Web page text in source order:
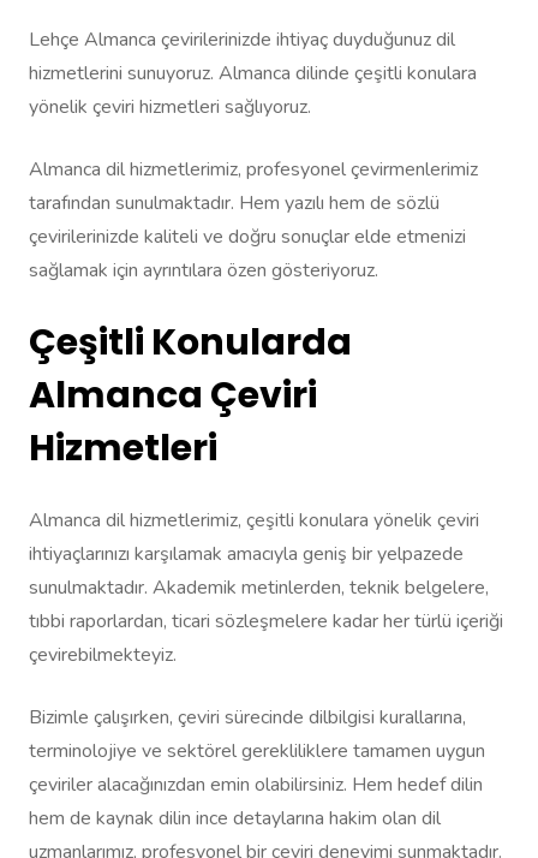
Lehçe Almanca çevirilerinizde ihtiyaç duyduğunuz dil
hizmetlerini sunuyoruz. Almanca dilinde çeşitli konulara
yönelik çeviri hizmetleri sağlıyoruz.
Almanca dil hizmetlerimiz, profesyonel çevirmenlerimiz
tarafından sunulmaktadır. Hem yazılı hem de sözlü
çevirilerinizde kaliteli ve doğru sonuçlar elde etmenizi
sağlamak için ayrıntılara özen gösteriyoruz.
Çeşitli Konularda
Almanca Çeviri
Hizmetleri
Almanca dil hizmetlerimiz, çeşitli konulara yönelik çeviri
ihtiyaçlarınızı karşılamak amacıyla geniş bir yelpazede
sunulmaktadır. Akademik metinlerden, teknik belgelere,
tıbbi raporlardan, ticari sözleşmelere kadar her türlü içeriği
çevirebilmekteyiz.
Bizimle çalışırken, çeviri sürecinde dilbilgisi kurallarına,
terminolojiye ve sektörel gerekliliklere tamamen uygun
çeviriler alacağınızdan emin olabilirsiniz. Hem hedef dilin
hem de kaynak dilin ince detaylarına hakim olan dil
uzmanlarımız, profesyonel bir çeviri deneyimi sunmaktadır.